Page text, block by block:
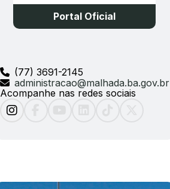
(77) 3691-2145
administracao@malhada.ba.gov.br
Acompanhe nas redes sociais
Portal Oficial